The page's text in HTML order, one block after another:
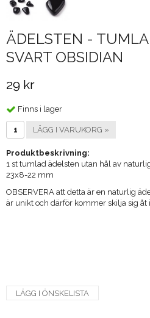
ÄDELSTEN -
SVART OBSIDIAN
29 kr
Finns i lager
LÄGG I VARUKORG »
Produktbeskrivning:
1 st tumlad ädelsten utan hål av
23x8-22 mm
OBSERVERA att detta är en naturlig
är unikt och därför kommer skilja sig åt
LÄGG I ÖNSKELISTA